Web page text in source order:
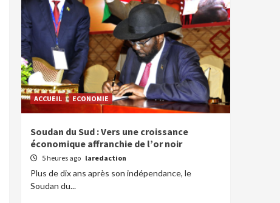
ACCUEIL ECONOMIE
Soudan du Sud : Vers une croissance
économique affranchie de l’or noir
5 heures ago laredaction
Plus de dix ans après son indépendance, le
Soudan du...